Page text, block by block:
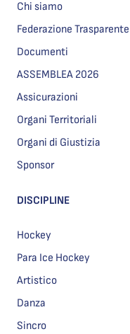
Chi siamo
Federazione Trasparente
Documenti
ASSEMBLEA 2026
Assicurazioni
Organi Territoriali
Organi di Giustizia
Sponsor
DISCIPLINE
Hockey
Para Ice Hockey
Artistico
Danza
Sincro